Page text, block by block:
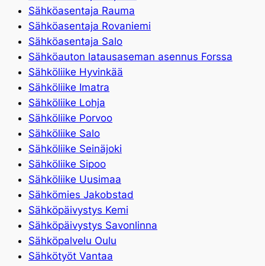
Sähköasentaja Rauma
Sähköasentaja Rovaniemi
Sähköasentaja Salo
Sähköauton latausaseman asennus Forssa
Sähköliike Hyvinkää
Sähköliike Imatra
Sähköliike Lohja
Sähköliike Porvoo
Sähköliike Salo
Sähköliike Seinäjoki
Sähköliike Sipoo
Sähköliike Uusimaa
Sähkömies Jakobstad
Sähköpäivystys Kemi
Sähköpäivystys Savonlinna
Sähköpalvelu Oulu
Sähkötyöt Vantaa